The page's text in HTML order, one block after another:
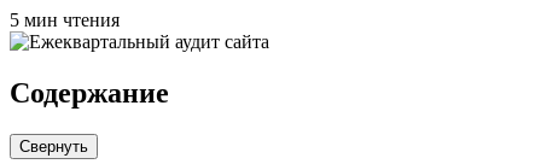
5 мин чтения
Содержание
Свернуть